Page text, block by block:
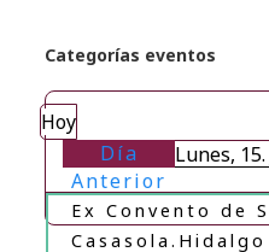
Categorías eventos
Hoy
Día
Anterior
Lunes,
Ex Convento de
Casasola.Hidalgo